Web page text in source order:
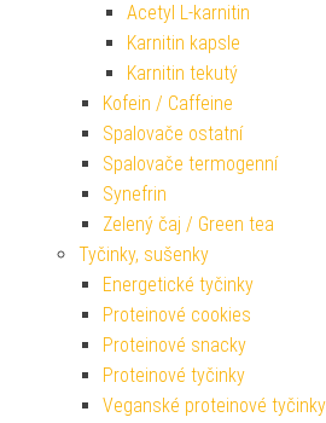
Acetyl L-karnitin
Karnitin kapsle
Karnitin tekutý
Kofein / Caffeine
Spalovače ostatní
Spalovače termogenní
Synefrin
Zelený čaj / Green tea
Tyčinky, sušenky
Energetické tyčinky
Proteinové cookies
Proteinové snacky
Proteinové tyčinky
Veganské proteinové